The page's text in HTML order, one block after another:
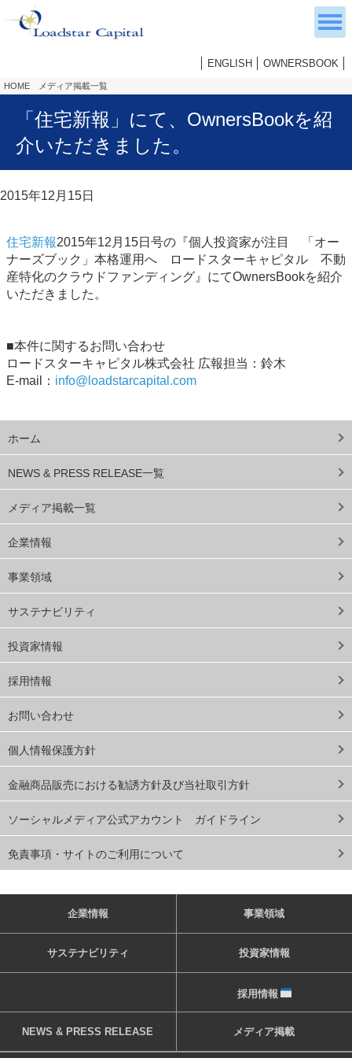
ENGLISH OWNERSBOOK
HOME メディア掲載一覧
ホーム
NEWS & PRESS RELEASE一覧
メディア掲載一覧
企業情報
事業領域
サステナビリティ
投資家情報
採用情報
お問い合わせ
個人情報保護方針
金融商品販売における勧誘方針及び当社取引方針
ソーシャルメディア公式アカウント ガイドライン
免責事項・サイトのご利用について
「住宅新報」にて、OwnersBookを紹
介いただきました。
2015年12月15日
住宅新報2015年12月15日号の『個人投資家が注目 「オー
ナーズブック」本格運用へ ロードスターキャピタル 不動
産特化のクラウドファンディング』にてOwnersBookを紹介
いただきました。
■本件に関するお問い合わせ
ロードスターキャピタル株式会社 広報担当：鈴木
E-mail： info@loadstarcapital.com
企業情報 事業領域
サステナビリティ 投資家情報
採用情報
NEWS & PRESS RELEASE メディア掲載